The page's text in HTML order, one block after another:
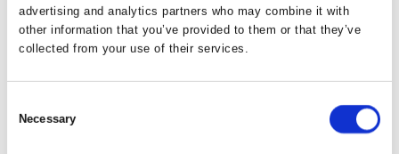
advertising and analytics partners who may combine it with
other information that you’ve provided to them or that they’ve
collected from your use of their services.
Selection
Necessary
Oplysninger om kursushistorik, som fremgår af din profil
på www.danskeadvokater.dk, gemmes dog i 10 hele
regnskabsår af hensyn til indberetning af
Videregivelse af personoplysninger til tredjemand
Vi videregiver ikke uden samtykke dine oplysninger til